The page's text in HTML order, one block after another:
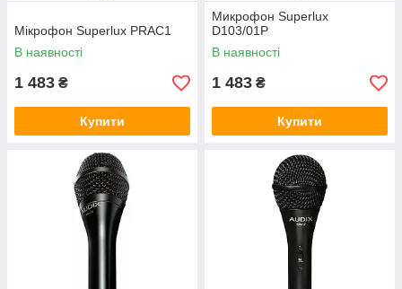
Мікрофон Superlux PRAC1
В наявності
1 483 ₴
Купити
Микрофон Superlux
D103/01P
В наявності
1 483 ₴
Купити